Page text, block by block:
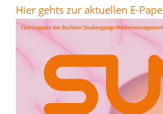
Hier gehts zur aktuellen E-